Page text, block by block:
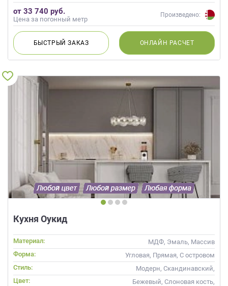
кость, Кремовый
от 33 740 руб.
Цена за погонный метр
Произведено:
БЫСТРЫЙЗАКАЗ ОНЛАЙН РАСЧЕТ
Кухня Оукид
Материал:
МДФ, Эмаль, Массив
Форма:
Угловая, Прямая, С островом
Стиль:
Модерн, Скандинавский,
Неоклассика, Современные
Цвет:
Бежевый, Слоновая кость,